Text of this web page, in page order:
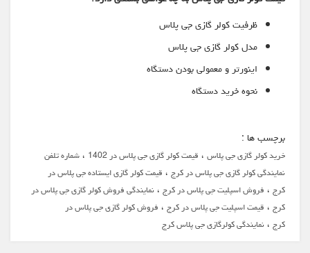
ظرفیت کولر گازی جی پلاس
مدل کولر گازی جی پلاس
اینورتر و معمولی بودن دستگاه
نحوه خرید دستگاه
برچسب ها :
خرید کولر گازی جی پلاس، قیمت کولر گازی جی پلاس در 1402 ،شماره تلفن
نمایندگی کولر گازی جی پلاس در کرج، قیمت کولر گازی ایستاده جی پلاس در
کرج، فروش اسپلیت جی پلاس در کرج،نمایندگی فروش کولر گازی جی پلاس در
کرج، قیمت اسپلیت جی پلاس در کرج، فروش کولر گازی جی پلاس در
کرج،نمایندگی کولرگازی جی پلاس کرج